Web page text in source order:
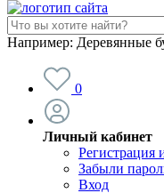
Например: Деревянные
0
Личный кабинет
Регистрация
Забыли
Вход